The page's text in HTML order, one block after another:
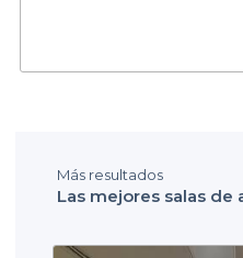
Más resultados
Las mejores salas